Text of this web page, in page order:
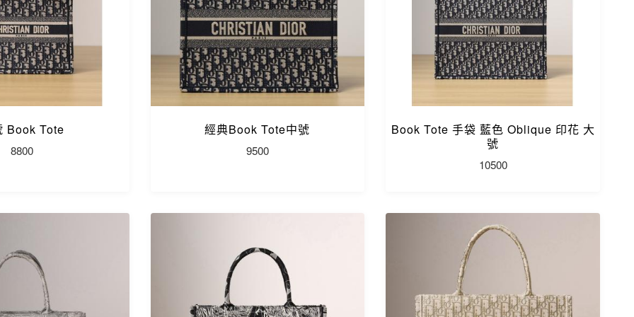
Book Tote
8800
經典Book Tote中號
9500
Book Tote 手袋 藍色 Oblique 印花 大
號
10500